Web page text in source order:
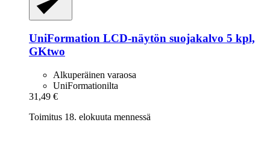
UniFormation LCD-​näytön suojakalvo 5 kpl,
GKtwo
Alkuperäinen varaosa
UniFormationilta
31,49 €
Toimitus 18. elokuuta mennessä